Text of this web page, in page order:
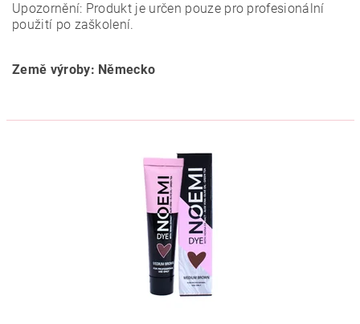
Upozornění: Produkt je určen pouze pro profesionální
použití po zaškolení.
Země výroby: Německo